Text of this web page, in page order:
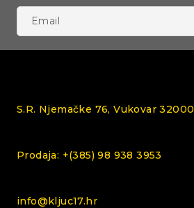
S.R. Njemačke 76, Vukovar 32000
Prodaja: +(385) 98 938 3953
info@kljuc17.hr